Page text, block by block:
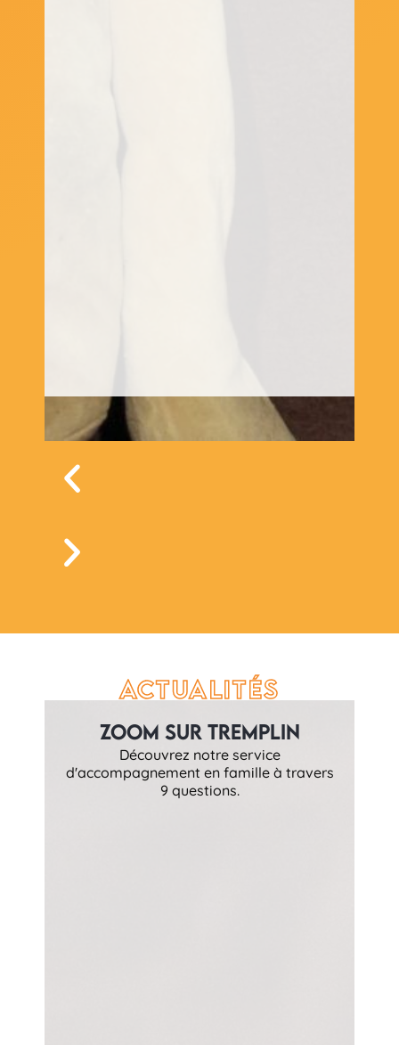
Actualités
Zoom sur Tremplin
Découvrez notre service
d'accompagnement en famille à travers
9 questions.